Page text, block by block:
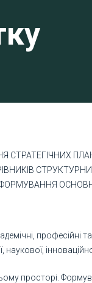
СТРУКТУРНИХ
професійні
просторі.